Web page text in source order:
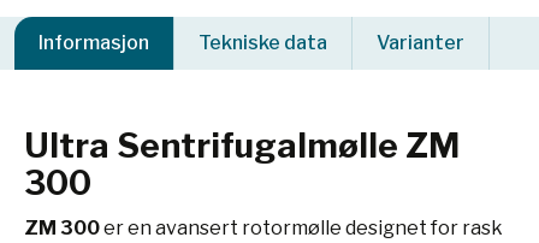
Informasjon Tekniske data Varianter
Ultra Sentrifugalmølle ZM
300
ZM 300er en avansert rotormølle designet for rask